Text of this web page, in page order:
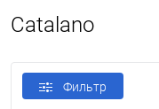
Catalano
Фильтр